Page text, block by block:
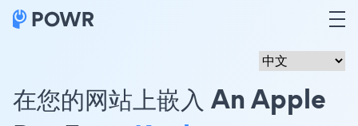
在您的网站上嵌入 An Apple